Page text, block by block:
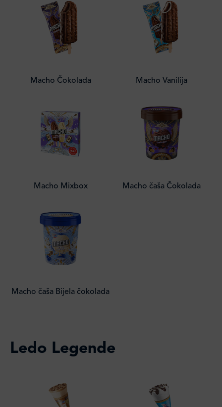
Macho Čokolada Macho Vanilija
Macho Mixbox Macho čaša Čokolada
Macho čaša Bijela čokolada
Ledo Legende